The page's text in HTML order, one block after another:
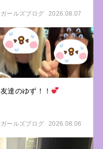
ガールズブログ 2026.08.07
友達のゆず！！
ガールズブログ 2026.08.06